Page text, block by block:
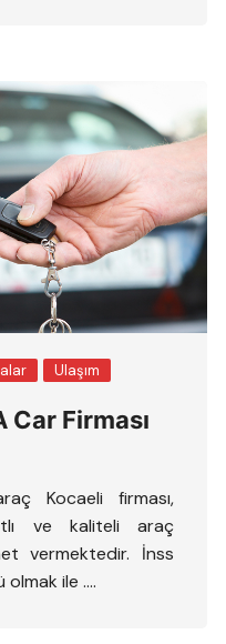
Ulaşım
Car Firması
Kocaeli firması,
ve kaliteli araç
vermektedir. İnss
ile ….